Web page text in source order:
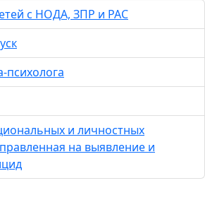
с НОДА, ЗПР и РАС
психолога
и личностных
на выявление и